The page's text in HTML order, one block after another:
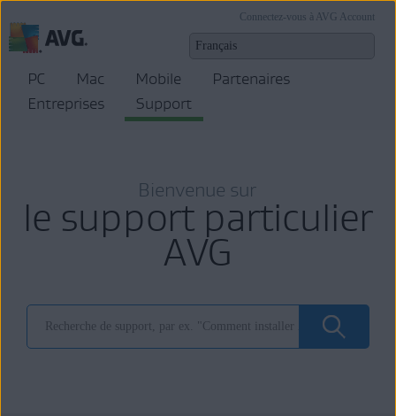
Connectez-vous à AVG Account
PC Mac Mobile
Partenaires
Entreprises
Support
Bienvenue sur
le support particulier
AVG